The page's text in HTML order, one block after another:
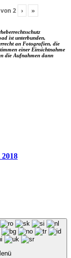
von 2 › »
ist unterbunden,
an Fotografien, die
einer Einsichtnahme
die Aufnahmen dann